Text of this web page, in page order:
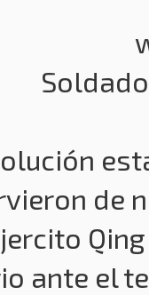
de
ante el